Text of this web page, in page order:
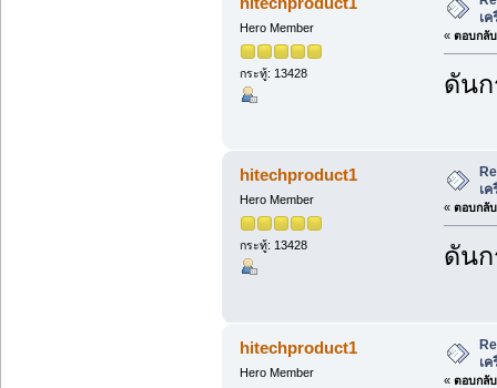
Hero Member
กระทู้: 13428
เ
« ตอบกลั
ดัน
hitechproduct1
Hero Member
กระทู้: 13428
เ
« ตอบกลั
ดัน
hitechproduct1
Hero Member
เ
« ตอบกลั